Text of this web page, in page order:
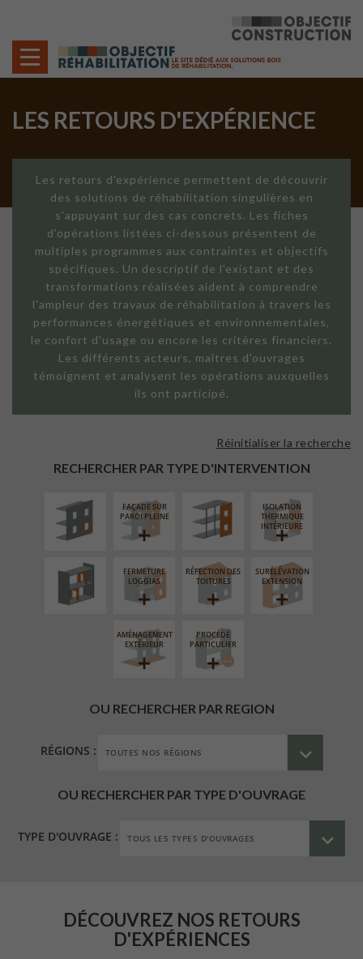
LES RETOURS D'EXPÉRIENCE
Les retours d'expérience permettent de découvrir
des solutions de réhabilitation singulières en
s'appuyant sur des cas concrets. Les fiches
d'opérations listées ci-dessous présentent de
multiples programmes aux contraintes et objectifs
spécifiques. Un descriptif de l'existant et des
transformations réalisées aident à comprendre
l'ampleur des travaux de réhabilitation à travers les
performances énergétiques et environnementales,
le confort d'usage ou encore les critères financiers.
Les différents acteurs, maîtres d'ouvrages
témoignent et analysent les opérations auxquelles
ils ont participé.
RECHERCHER PAR TYPE D'INTERVENTION
Réinitialiser la recherche
EXTÉRIEURE
FAÇADE SUR
PAROI PLEINE
FAÇADE SUR
LINÉAIRE
ISOLATION
THERMIQUE
INTÉRIEURE
RÉAMÉNAGEMENT
INTÉRIEUR
FERMETURE
LOGGIAS
RÉFECTION DES
TOITURES
SURÉLÉVATION
EXTENSION
AMÉNAGEMENT
EXTÉRIEUR
PROCÉDÉ
PARTICULIER
OU RECHERCHER PAR REGION
RÉGIONS :
OU RECHERCHER PAR TYPE D'OUVRAGE
TYPE D'OUVRAGE :
DÉCOUVREZ NOS RETOURS
D'EXPÉRIENCES